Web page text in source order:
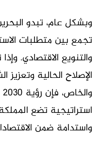
وبشكل عام، تبدو
تجمع بين متطلبات
والتنويع الاقتصادي.
الإصلاح الحالية وتعزيز
استراتيجية تضع
واستدامة ضمن